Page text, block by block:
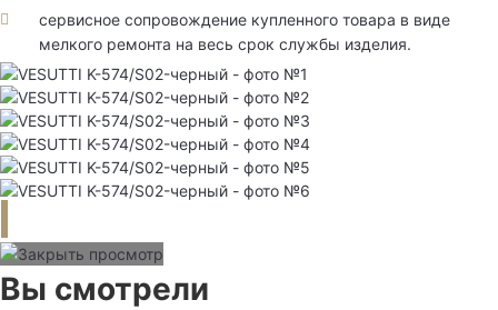
сервисное сопровождение купленного товара в виде
мелкого ремонта на весь срок службы изделия.
Вы смотрели